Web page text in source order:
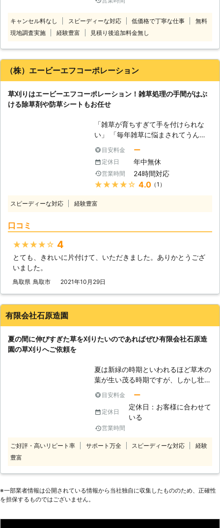
たい」 このようなときは、万葉林業
当店は島根県鹿足郡津和野町に拠点を
おく業者で、草刈りや剪定・伐採など
資格をもったプロが対応します！ 刈
ている刈払機の資格保持者が伺うた
め、安心安全に作業をおこないます。
る当店にお任せください。 ご要望に
合わせたやり方で草刈りに対応しま
す。 ●年中無休営業！いつでも対応
可能です 「平日は仕事で草刈りをし
ている余裕がない」 「土日に対応可
能な草刈り業者を探している」 この
ようなときは、万葉林業有限責任事業
組合へ。 年中無休で営業しています
ので、土日や祝日などいつでも利用可
なら最短30分！ 島根県鹿足郡津和野
らお任せください。 すぐに駆けつけ
特殊伐採にも対応可能！ 当店では、
草刈り作業以外にも高木の伐採作業も
得意としております。 ロープワーク
で、お気軽にご相談ください。
キャンセル料なし スピーディーな対応 低価格で丁寧な仕事
無料
現地調査実施
経験豊富 見積り後追加料金無し
（株）エービーエフコーポレーション
草刈りはエービーエフコーポレーション！雑草処理の手間がはぶ
ける除草剤や防草シートもお任せ
「雑草が育ちすぎて手を付けられな
い」 「毎年雑草に悩まされてうんざ
らいたいけど金額が気になる」 この
ようなときにはエービーエフコーポレ
ーションにお任せください！当店では
草刈りをはじめお庭仕事など、住まい
ます。草刈りは体力仕事であるため、
ください。 ●除草剤や防草シート施
ているというときには、草刈りのほか
用によって防草効果を期待できます。
サッパリ！無料見積もりからご利用く
ださい 広い範囲の草刈りや、背が高
く伸びてしまった草刈りは、手作業で
おこなうのは大変です。業者に依頼す
れば草刈りは機械でおこなうため、広
範囲や太くて丈夫な雑草でもスムーズ
りをお求めなら当店をご利用くださ
なるのか不安」という方も、事前見積
もりによって料金を把握いただけるた
め、ご納得のうえご依頼いただけま
してお任せください。 雑草は放置し
目安料金 ー
定休日 年中無休
営業時間 24時間対応
★★★★★ 4.0（1）
スピーディーな対応 経験豊富
口コミ
★★★★★ 4
とても、きれいに片付けて、いただきました。ありかとうござ
いました。
鳥取県 鳥取市 2021年10月29日
有限会社石原造園
夏の間に伸びすぎた草を刈りたいのであればぜひ有限会社石原造
園の草刈りへご依頼を
夏は新緑の時期といわれるほど草木の
葉が生い茂る時期ですが、しかし壮大
す。それは太陽の光が降り注ぐことで
光合成を常に行えるため、この時期の
草木は1日でかなり成長してしまうこ
とです。成長しすぎた草は足の踏み場
がないだけでなく、せっかくの外観が
ジャングルのようになってしまい見た
びすぎてしまって手に負えなくなって
社石原造園の草刈りサービスへご連絡
目安料金 ー
定休日
定休日：お客様に合わせて
いる
営業時間
ご好評・高いリピート率 サポート万全 スピーディーな対応
経験
豊富
※⼀部業者情報は公開されている情報から当社独⾃に収集したもののため、正確性
を担保するものではございません。